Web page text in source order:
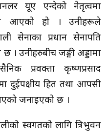
यूए एन्देको नेतृत्वमा
आएको हो । उनीहरूले
सेनाका प्रधान सेनापति
छ । उनीहरुबीच जङ्गी अड्डामा
प्रवक्ता कृष्णप्रसाद
दुईपक्षीय हित तथा आपसी
जनाइएको छ ।
स्वगतको लागि त्रिभुवन